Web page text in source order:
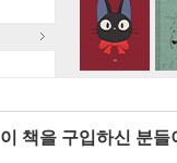
이 책을 구입하신 분